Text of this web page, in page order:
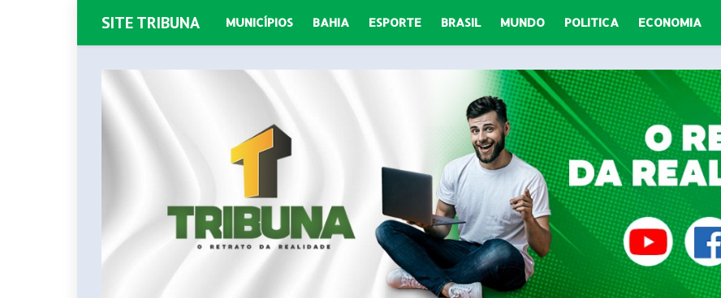
SITE TRIBUNA MUNICÍPIOS BAHIA ESPORTE BRASIL MUNDO POLITICA ECONOMIA